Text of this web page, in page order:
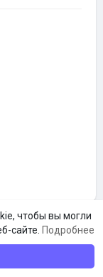
чтобы вы могли
сайте. Подробнее